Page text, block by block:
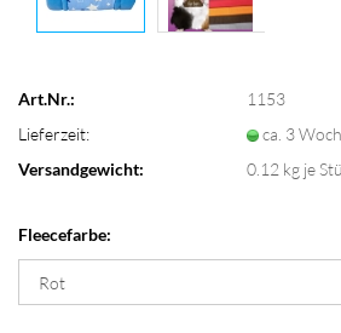
Art.Nr.:
1153
Lieferzeit:
ca. 3
Versandgewicht: 0.12 kg je
Fleecefarbe: